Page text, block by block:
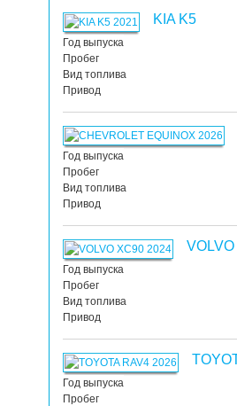
KIA K5
Год выпуска
Пробег
Вид топлива
Привод
Год выпуска
Пробег
Вид топлива
Привод
Год выпуска
Пробег
Вид топлива
Привод
Год выпуска
Пробег